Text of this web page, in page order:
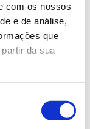
com os nossos
e de análise,
que
da sua
em risco: